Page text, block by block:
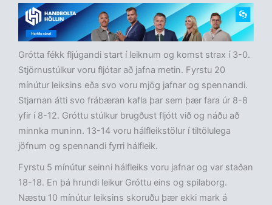
Grótta fékk fljúgandi start í leiknum og komst strax í 3-0.
Stjörnustúlkur voru fljótar að jafna metin. Fyrstu 20
mínútur leiksins eða svo voru mjög jafnar og spennandi.
Stjarnan átti svo frábæran kafla þar sem þær fara úr 8-8
yfir í 8-12. Gróttu stúlkur brugðust fljótt við og náðu að
minnka muninn. 13-14 voru hálfleikstölur í tiltölulega
jöfnum og spennandi fyrri hálfleik.
Fyrstu 5 mínútur seinni hálfleiks voru jafnar og var staðan
18-18. En þá hrundi leikur Gróttu eins og spilaborg.
Næstu 10 mínútur leiksins skoruðu þær ekki mark á